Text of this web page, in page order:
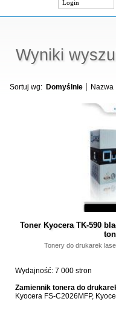
Wyniki
Sortuj wg: Domyślnie Nazwa
Toner Kyocera TK-590
Tonery do drukarek
Wydajność: 7 000 stron
Zamiennik tonera do
Kyocera FS-C2026MFP,